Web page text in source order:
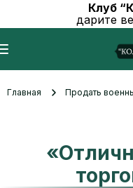
Клуб
дарите
Главная Продать